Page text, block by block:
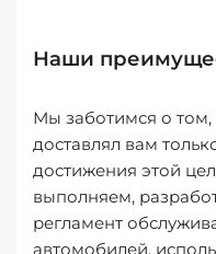
Наши
Мы заботимся о
доставлял вам
достижения этой
выполняем,
регламент
автомобилей,